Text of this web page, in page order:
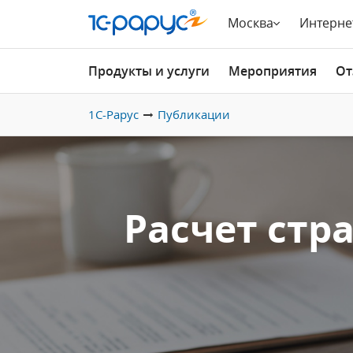
Москва
Продукты и услуги Мероприятия
1С-Рарус Публикации
Расчет